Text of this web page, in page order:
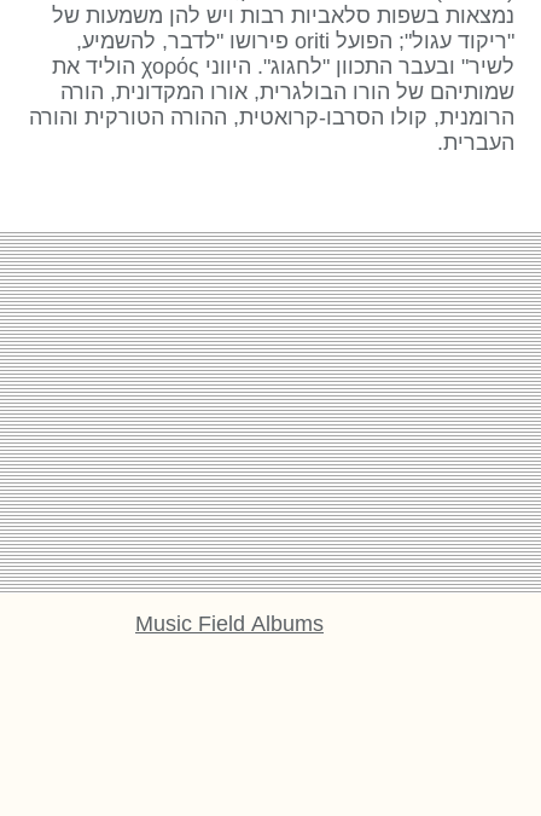
נמצאות בשפות סלאביות רבות ויש להן משמעות של
"ריקוד עגול"; הפועל oriti פירושו "לדבר, להשמיע,
לשיר" ובעבר התכוון "לחגוג". היווני χορός הוליד את
שמותיהם של הורו הבולגרית, אורו המקדונית, הורה
הרומנית, קולו הסרבו-קרואטית, ההורה הטורקית והורה
העברית.
Music Field Albums